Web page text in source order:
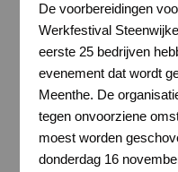
De voorbereidingen
Werkfestival
eerste 25 bedrijven
evenement dat wordt
Meenthe. De
tegen onvoorziene
moest worden
donderdag 16